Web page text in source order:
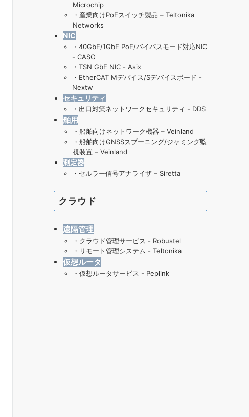
Microchip
・ 産業向けPoEスイッチ製品 – Teltonika
Networks
NIC
・ 40GbE/1GbE PoE/バイパスモード対応NIC
- CASO
・ TSN GbE NIC - Asix
・ EtherCAT Mデバイス/Sデバイスボード -
Nextw
セキュリティ
・ 出口対策ネットワークセキュリティ - DDS
舶用
・ 船舶向けネットワーク機器 – Veinland
・ 船舶向けGNSSスプーニング/ジャミング監
視装置 – Veinland
測定器
・ セルラー信号アナライザ – Siretta
クラウド
遠隔管理
・ クラウド管理サービス - Robustel
・ リモート管理システム - Teltonika
仮想ルータ
・仮想ルータサービス - Peplink